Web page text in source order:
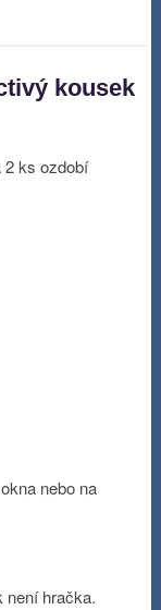
kousek
2 ks ozdobí
nebo na
není hračka.